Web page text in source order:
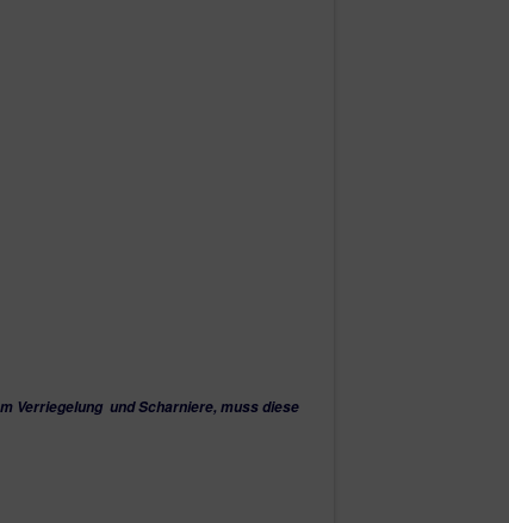
Verriegelung und Scharniere, muss diese